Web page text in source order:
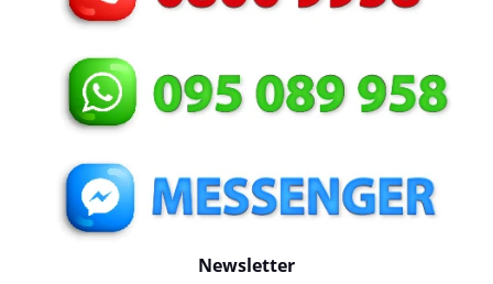
Newsletter